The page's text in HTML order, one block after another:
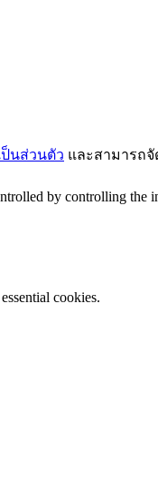
นส่วนตัว และสามารถ
by controlling the
cookies.